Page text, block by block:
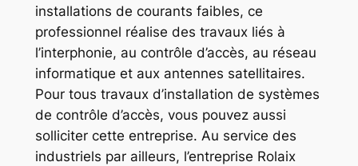
installations de courants faibles, ce
professionnel réalise des travaux liés à
l’interphonie, au contrôle d’accès, au réseau
informatique et aux antennes satellitaires.
Pour tous travaux d’installation de systèmes
de contrôle d’accès, vous pouvez aussi
solliciter cette entreprise. Au service des
industriels par ailleurs, l’entreprise Rolaix